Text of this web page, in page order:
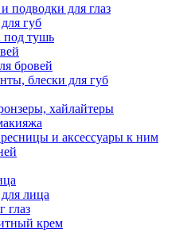
подводки для глаз
губ
под тушь
бровей
блески для губ
хайлайтеры
и аксессуары к ним
лица
глаз
крем